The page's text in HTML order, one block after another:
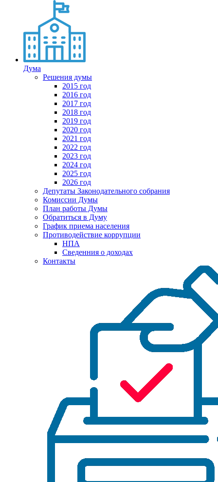
Дума
Решения думы
2015 год
2016 год
2017 год
2018 год
2019 год
2020 год
2021 год
2022 год
2023 год
2024 год
2025 год
2026 год
Депутаты Законодательного собрания
Комиссии Думы
План работы Думы
Обратиться в Думу
График приема населения
Противодействие коррупции
НПА
Сведенния о доходах
Контакты